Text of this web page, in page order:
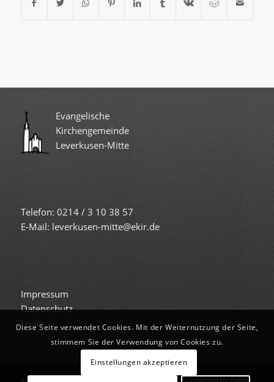
Evangelische
Kirchengemeinde
Leverkusen-Mitte
Telefon: 0214 / 3 10 38 57
E-Mail: leverkusen-mitte@ekir.de
Impressum
Datenschutz
Login
© Copyright - Evangelische Kirche Leverkusen-Mitte-powered by Enfold
Diese Seite verwendet Cookies. Mit der Weiternutzung der Seite,
stimmem Sie der Verwendung von Cookies zu.
Einstellungen akzeptieren